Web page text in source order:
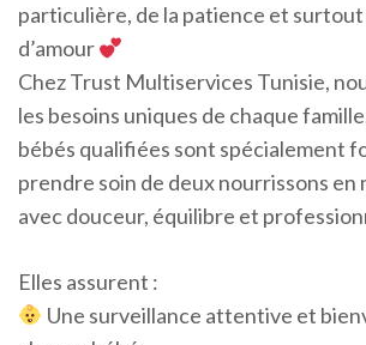
particulière, de la patience et
d’amour
Chez Trust Multiservices Tunisie,
les besoins uniques de chaque
bébés qualifiées sont spécialement
prendre soin de deux nourrissons en
avec douceur, équilibre et
Elles assurent :
Une surveillance attentive et